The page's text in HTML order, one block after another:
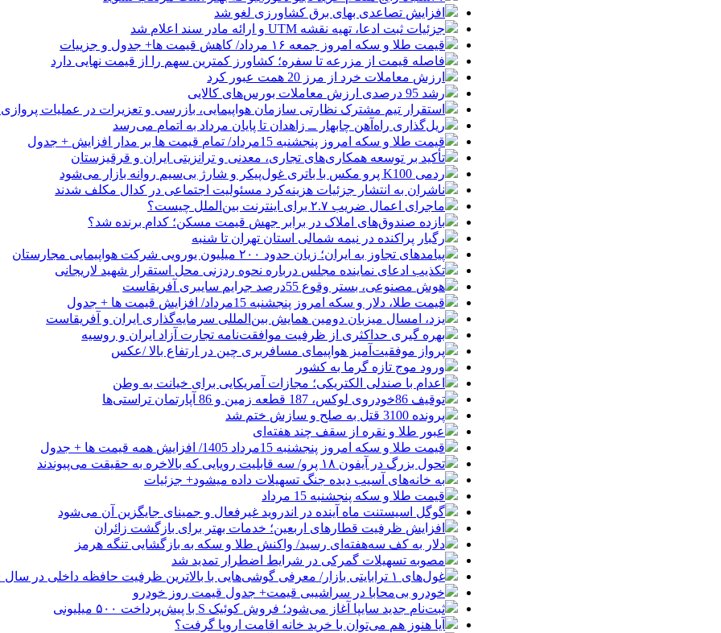
افزایش تصاعدی بهای برق کشاورزی لغو شد
جزئیات ثبت ادعا، تهیه نقشه UTM و ارائه مادر سند اعلام شد
قیمت طلا و سکه امروز جمعه ۱۶ مرداد/ کاهش قیمت ها+ جدول و جزییات
فاصله قیمت از مزرعه تا سفره؛ کشاورز کمترین سهم را از قیمت نهایی دارد
ارزش معاملات خرد از مرز 20 همت عبور کرد
رشد 95 درصدی ارزش معاملات بورس‌های کالایی
استقرار تیم مشترک نظارتی سازمان هواپیمایی، بازرسی و تعزیرات در عملیات پروازی
ریل‌گذاری راه‌آهن چابهار ــ زاهدان تا پایان مرداد به اتمام می‌رسد
قیمت طلا و سکه امروز پنجشنبه 15مرداد/ تمام قیمت ها بر مدار افزایش + جدول
تأکید بر توسعه همکاری‌های تجاری، معدنی و ترانزیتی ایران و قرقیزستان
ردمی K100 پرو مکس با باتری غول‌پیکر و شارژ بی‌سیم روانه بازار می‌شود
ناشران به انتشار جزئیات هزینه‌کرد مسئولیت اجتماعی در کدال مکلف شدند
ماجرای اعمال ضریب ۲.۷ برای اینترنت بین‌الملل چیست؟
بازده صندوق‌های املاک در برابر جهش قیمت مسکن؛ کدام برنده شد؟
رگبار پراکنده در نیمه شمالی استان تهران تا شنبه
پیامدهای تجاوز به ایران؛ زیان حدود ۲۰۰ میلیون یورویی شرکت هواپیمایی مجارستان
تکذیب ادعای نماینده مجلس درباره نحوه ردزنی محل استقرار شهید لاریجانی
هوش مصنوعی، بستر وقوع 55درصد جرایم سایبری آفریقاست
قیمت طلا، دلار و سکه امروز پنجشنبه 15مرداد/ افزایش قیمت ها + جدول
یزد، امسال میزبان دومین همایش بین‌المللی سرمایه‌گذاری ایران و آفریقاست
بهره گیری حداکثری از ظرفیت موافقت‌نامه تجارت آزاد ایران و روسیه
پرواز موفقیت‌آمیز هواپیمای مسافربری چین در ارتفاع بالا /عکس
ورود موج تازه گرما به کشور
اعدام با صندلی الکتریکی؛ مجازات آمریکایی برای خیانت به وطن
توقیف 86خودروی لوکس، 187 قطعه زمین و 86 آپارتمان تراستی‌ها
پرونده 3100 قتل به صلح و سازش ختم شد
عبور طلا و نقره از سقف چند هفته‌ای
قیمت طلا و سکه امروز پنجشنبه 15مرداد 1405/ افزایش همه قیمت ها + جدول
تحول بزرگ در آیفون ۱۸ پرو/ سه قابلیت رویایی که بالاخره به حقیقت می‌پیوندند
به خانه‌های آسیب دیده جنگ تسهیلات داده میشود+ جزئیات
قیمت طلا و سکه پنجشنبه 15 مرداد
گوگل اسیستنت ماه آینده در اندروید غیرفعال و جمینای جایگزین آن می‌شود
افزایش ظرفیت قطارهای اربعین؛ خدمات بهتر برای بازگشت زائران
دلار به کف سه‌هفته‌ای رسید/ واکنش طلا و سکه به بازگشایی تنگه هرمز
مصوبه تسهیلات گمرکی در شرایط اضطرار تمدید شد
غول‌های ۱ ترابایتی بازار/ معرفی گوشی‌هایی با بالاترین ظرفیت حافظه داخلی در سال ۲۰۲۶
خودرو بی‌محابا در سراشیبی قیمت+ جدول قیمت روز خودرو
ثبت‌نام جدید سایپا آغاز می‌شود؛ فروش کوئیک S با پیش‌پرداخت ۵۰۰ میلیونی
آیا هنوز هم می‌توان با خرید خانه اقامت اروپا گرفت؟